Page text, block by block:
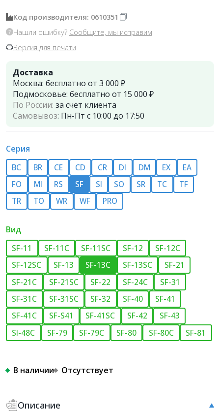
Код производителя: 0610351
Нашли ошибку? Сообщите, мы исправим
Версия для печати
Доставка
Москва: бесплатно от 3 000 ₽
Подмосковье: бесплатно от 15 000 ₽
По России: за счет клиента
Самовывоз: Пн-Пт с 10:00 до 17:50
Серия
BC BR CE CD СR DI DM EX
EA
FO
MI RS SF SI SO SR TC
TF
TR
TO WR WF PRO
Вид
SF-11 SF-11C SF-11SC SF-12
SF-12C
SF-12SC
SF-13 SF-13C SF-13SC
SF-21
SF-21C
SF-21SC SF-22 SF-24C
SF-31
SF-31C
SF-31SC SF-32 SF-40
SF-41
SF-41C
SF-S41 SF-41SC SF-42
SF-43
SI-48C
SF-79 SF-79C SF-80 SF-80C SF-81
В наличии Отсутствует
Описание